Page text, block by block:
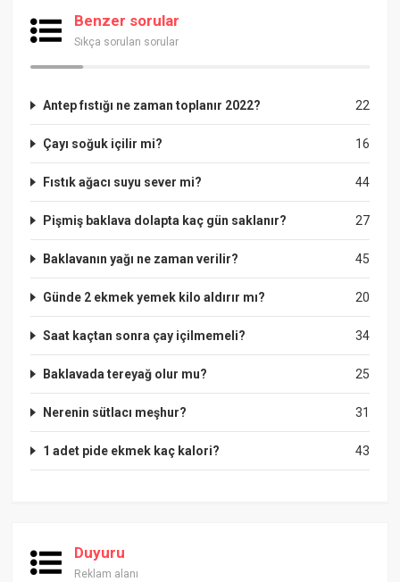
Benzer sorular
Sıkça sorulan sorular
22
Antep fıstığı ne zaman toplanır 2022?
16
Çayı soğuk içilir mi?
44
Fıstık ağacı suyu sever mi?
27
Pişmiş baklava dolapta kaç gün saklanır?
45
Baklavanın yağı ne zaman verilir?
20
Günde 2 ekmek yemek kilo aldırır mı?
34
Saat kaçtan sonra çay içilmemeli?
25
Baklavada tereyağ olur mu?
31
Nerenin sütlacı meşhur?
43
1 adet pide ekmek kaç kalori?
Duyuru
Reklam alanı